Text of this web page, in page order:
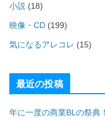
小説 (18)
映像・CD (199)
気になるアレコレ (15)
最近の投稿
年に一度の商業BLの祭典